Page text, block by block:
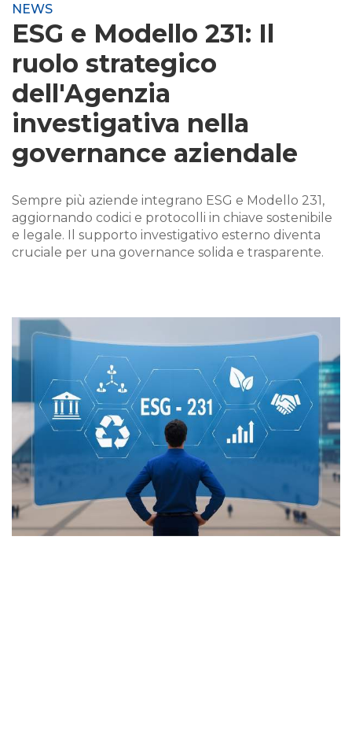
NEWS
ESG e Modello 231: Il
ruolo strategico
dell'Agenzia
investigativa nella
governance aziendale
Sempre più aziende integrano ESG e Modello 231,
aggiornando codici e protocolli in chiave sostenibile
e legale. Il supporto investigativo esterno diventa
cruciale per una governance solida e trasparente.